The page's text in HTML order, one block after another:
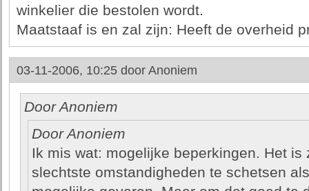
winkelier die bestolen wordt.
Maatstaaf is en zal zijn: Heeft de overheid
03-11-2006, 10:25 door Anoniem
Door Anoniem
Door Anoniem
Ik mis wat: mogelijke beperkingen. Het is
slechtste omstandigheden te schetsen